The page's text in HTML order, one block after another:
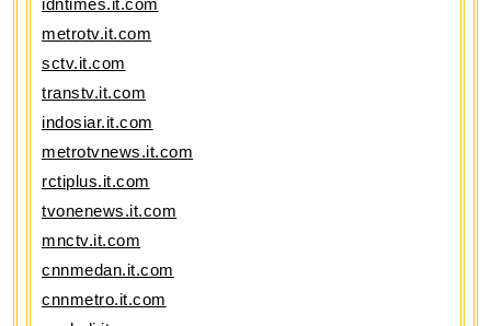
idntimes.it.com
metrotv.it.com
sctv.it.com
transtv.it.com
indosiar.it.com
metrotvnews.it.com
rctiplus.it.com
tvonenews.it.com
mnctv.it.com
cnnmedan.it.com
cnnmetro.it.com